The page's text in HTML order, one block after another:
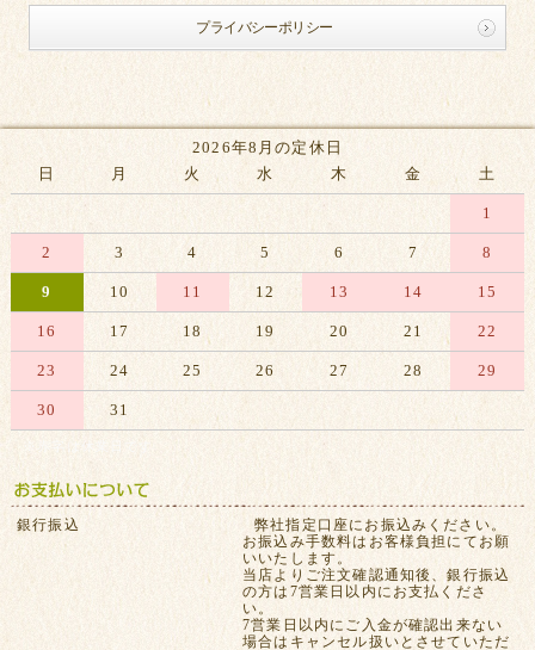
プライバシーポリシー
2026年8月の定休日
日
月 火 水 木 金 土
1
2 3 4 5 6 7 8
9 10 11 12 13 14 15
16 17 18 19 20 21 22
23 24 25 26 27 28 29
30 31
※赤字は休業日です
銀行振込
弊社指定口座にお振込みください。
お振込み手数料はお客様負担にてお願
いいたします。
当店よりご注文確認通知後、銀行振込
の方は7営業日以内にお支払くださ
い。
7営業日以内にご入金が確認出来ない
場合はキャンセル扱いとさせていただ